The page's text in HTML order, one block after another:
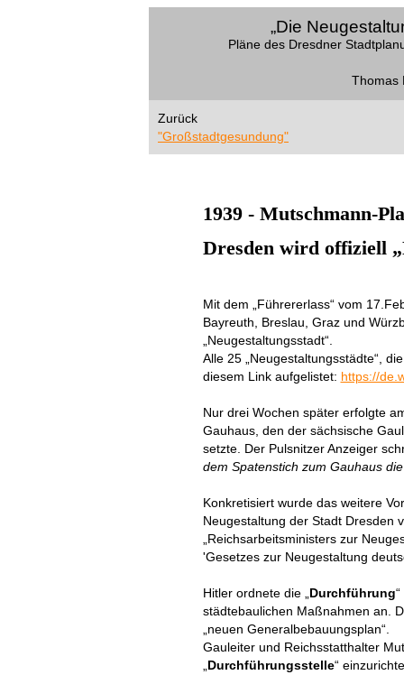
„Die
Pläne des Dresdner
Thomas
Zurück
"Großstadtgesundung"
1939 - Mutschmann-
Dresden wird offiziell
Mit dem „Führererlass“ vom
Bayreuth, Breslau, Graz und
„Neugestaltungsstadt“.
Alle 25 „Neugestaltungsstädte“,
diesem Link aufgelistet: https://
Nur drei Wochen später erfolgte
Gauhaus, den der sächsische
setzte. Der Pulsnitzer Anzeiger
dem Spatenstich zum Gauhaus
Konkretisiert wurde das weitere
Neugestaltung der Stadt Dresden
„Reichsarbeitsministers zur
'Gesetzes zur Neugestaltung
Hitler ordnete die „ Durchführung
städtebaulichen Maßnahmen an.
„neuen Generalbebauungsplan“.
Gauleiter und Reichsstatthalter
Durchführungsstelle“